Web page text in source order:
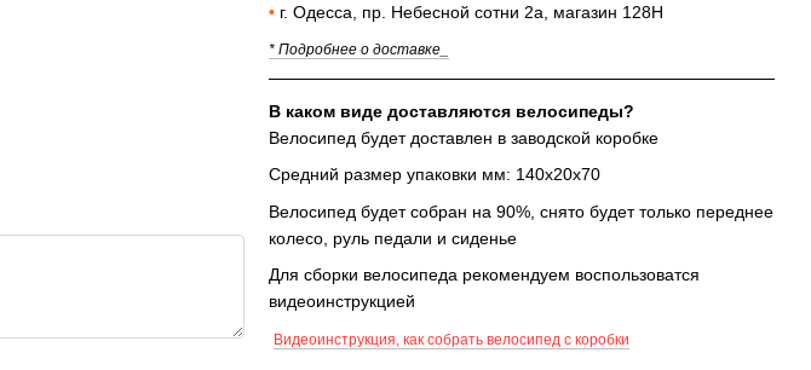
• г. Одесса, пр. Небесной сотни 2а, магазин 128Н
* Подробнее о доставке_
В каком виде доставляются велосипеды?
Велосипед будет доставлен в заводской коробке
Средний размер упаковки мм: 140х20х70
Велосипед будет собран на 90%, снято будет только переднее
колесо, руль педали и сиденье
Для сборки велосипеда рекомендуем воспользоватся
видеоинструкцией
Видеоинструкция, как собрать велосипед с коробки